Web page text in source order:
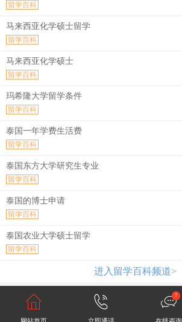
留学百科
马来西亚化学硕士留学
留学百科
马来西亚化学硕士
留学百科
玛希隆大学留学条件
留学百科
泰国一年学费生活费
留学百科
泰国东方大学研究生专业
留学百科
泰国的博士申请
留学百科
泰国农业大学硕士留学
留学百科
进入留学百科频道>
2